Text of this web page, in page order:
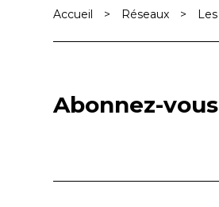
Accueil > Réseaux >
Abonnez-